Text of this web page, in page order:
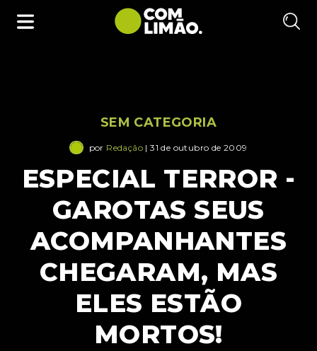
SEM CATEGORIA
por Redação | 31 de outubro de 2009
ESPECIAL TERROR -
GAROTAS SEUS
ACOMPANHANTES
CHEGARAM, MAS
ELES ESTÃO
MORTOS!